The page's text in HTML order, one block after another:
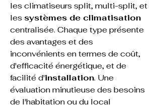
les climatiseurs split, multi-split, et
les systèmes de climatisation
centralisée. Chaque type présente
des avantages et des
inconvénients en termes de coût,
d'efficacité énergétique, et de
facilité d'installation. Une
évaluation minutieuse des besoins
de l'habitation ou du local